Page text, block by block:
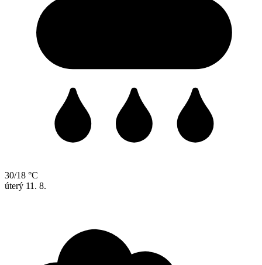
30/18 °C
úterý 11. 8.